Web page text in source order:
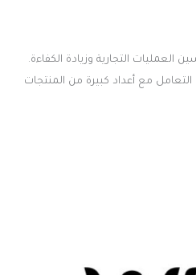
العمليات التجارية وزيادة الكفاءة.
مع أعداد كبيرة من المنتجات